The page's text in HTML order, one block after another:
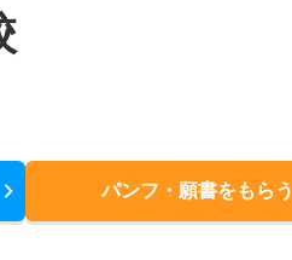
パンフ・願書をもらう